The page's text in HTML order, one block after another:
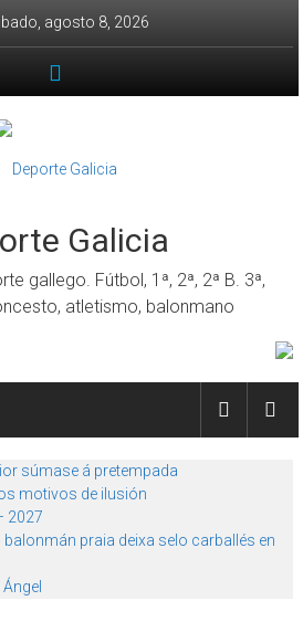
agosto 8, 2026
Galicia
gallego. Fútbol, 1ª, 2ª, 2ª B. 3ª,
atletismo, balonmano
súmase á pretempada
motivos de ilusión
2027
praia deixa selo carballés en